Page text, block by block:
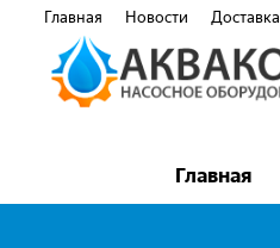
Главная Новости Доставка
Главная